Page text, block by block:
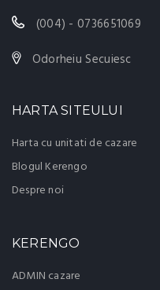
(004) - 0736651069
Odorheiu Secuiesc
HARTA SITEULUI
Harta cu unitati de cazare
Blogul Kerengo
Despre noi
KERENGO
ADMIN cazare